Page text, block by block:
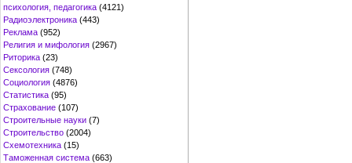
психология, педагогика (4121)
Радиоэлектроника (443)
Реклама (952)
Религия и мифология (2967)
Риторика (23)
Сексология (748)
Социология (4876)
Статистика (95)
Страхование (107)
Строительные науки (7)
Строительство (2004)
Схемотехника (15)
Таможенная система (663)